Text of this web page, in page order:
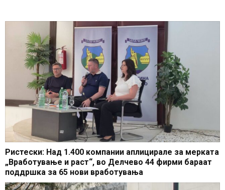
Ристески: Над 1.400 компании аплицирале за мерката
„Вработување и раст“, во Делчево 44 фирми бараат
поддршка за 65 нови вработувања